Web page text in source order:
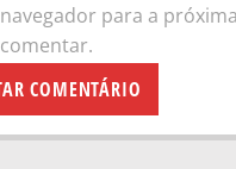
navegador para a
comentar.